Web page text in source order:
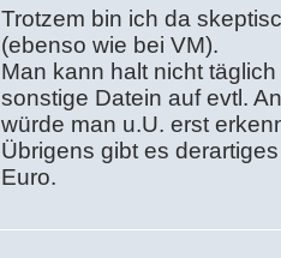
Trotzem bin ich da
(ebenso wie bei VM).
Man kann halt nicht
sonstige Datein auf evtl.
würde man u.U. erst
Übrigens gibt es
Euro.